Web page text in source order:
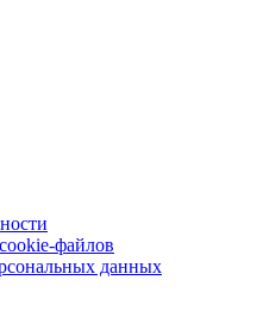
файлов
данных